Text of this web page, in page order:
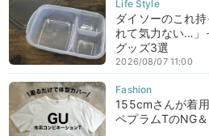
ダイソーのこれ
れて気力ない…」
グッズ3選
2026/08/07 11:00
155cmさんが着
ペプラムTのNG